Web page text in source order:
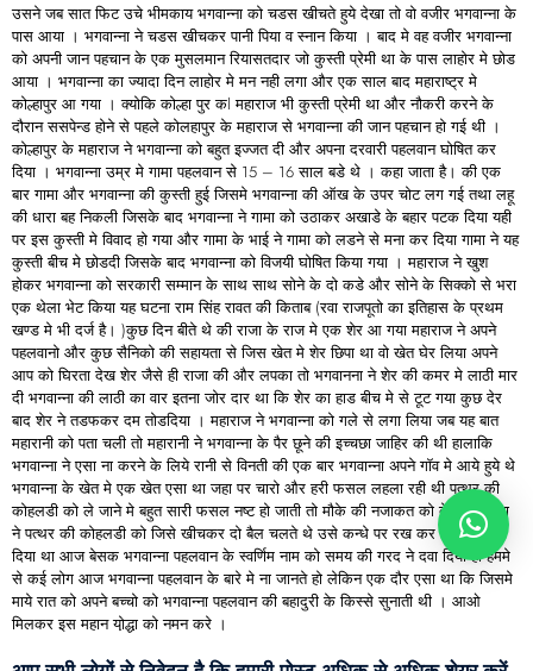
उसने जब सात फिट उचे भीमकाय भगवान्ना को चडस खीचते हुये देखा तो वो वजीर भगवान्ना के
पास आया । भगवान्ना ने चडस खीचकर पानी पिया व स्नान किया । बाद मे वह वजीर भगवान्ना
को अपनी जान पहचान के एक मुसलमान रियासतदार जो कुस्ती प्रेमी था के पास लाहोर मे छोड
आया । भगवान्ना का ज्यादा दिन लाहोर मे मन नही लगा और एक साल बाद महाराष्ट्र मे
कोल्हापुर आ गया । क्योकि कोल्हा पुर कl महाराज भी कुस्ती प्रेमी था और नौकरी करने के
दौरान ससपेन्ड होने से पहले कोलहापुर के महाराज से भगवान्ना की जान पहचान हो गई थी ।
कोल्हापुर के महाराज ने भगवान्ना को बहुत इज्जत दी और अपना दरवारी पहलवान घोषित कर
दिया । भगवान्ना उम्र मे गामा पहलवान से 15 – 16 साल बडे थे । कहा जाता है। की एक
बार गामा और भगवान्ना की कुस्ती हुई जिसमे भगवान्ना की ऑख के उपर चोट लग गई तथा लहू
की धारा बह निकली जिसके बाद भगवान्ना ने गामा को उठाकर अखाडे के बहार पटक दिया यही
पर इस कुस्ती मे विवाद हो गया और गामा के भाई ने गामा को लडने से मना कर दिया गामा ने यह
कुस्ती बीच मे छोडदी जिसके बाद भगवान्ना को विजयी घोषित किया गया । महाराज ने खुश
होकर भगवान्ना को सरकारी सम्मान के साथ साथ सोने के दो कडे और सोने के सिक्को से भरा
एक थेला भेट किया यह घटना राम सिंह रावत की किताब (रवा राजपूतो का इतिहास के प्रथम
खण्ड मे भी दर्ज है। )कुछ दिन बीते थे की राजा के राज मे एक शेर आ गया महाराज ने अपने
पहलवानो और कुछ सैनिको की सहायता से जिस खेत मे शेर छिपा था वो खेत घेर लिया अपने
आप को घिरता देख शेर जैसे ही राजा की और लपका तो भगवानना ने शेर की कमर मे लाठी मार
दी भगवान्ना की लाठी का वार इतना जोर दार था कि शेर का हाड बीच मे से टूट गया कुछ देर
बाद शेर ने तडफकर दम तोडदिया । महाराज ने भगवान्ना को गले से लगा लिया जब यह बात
महारानी को पता चली तो महारानी ने भगवान्ना के पैर छूने की इच्चछा जाहिर की थी हालाकि
भगवान्ना ने एसा ना करने के लिये रानी से विनती की एक बार भगवान्ना अपने गॉव मे आये हुये थे
भगवान्ना के खेत मे एक खेत एसा था जहा पर चारो और हरी फसल लहला रही थी पत्थर की
कोहलडी को ले जाने मे बहुत सारी फसल नष्ट हो जाती तो मौके की नजाकत को देख भगवान्ना
ने पत्थर की कोहलडी को जिसे खीचकर दो बैल चलते थे उसे कन्धे पर रख कर खेत मे पटक
दिया था आज बेसक भगवान्ना पहलवान के स्वर्णिम नाम को समय की गरद ने दवा दिया हो हममे
से कई लोग आज भगवान्ना पहलवान के बारे मे ना जानते हो लेकिन एक दौर एसा था कि जिसमे
माये रात को अपने बच्चो को भगवान्ना पहलवान की बहादुरी के किस्से सुनाती थी । आओ
मिलकर इस महान यो़द्धा को नमन करे ।